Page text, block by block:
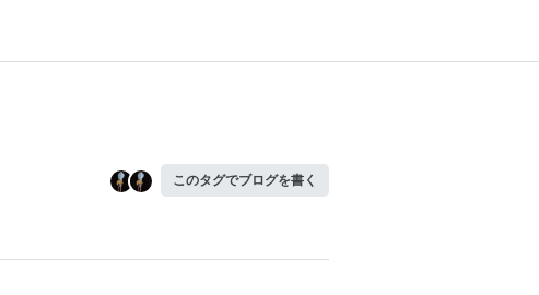
このタグでブログを書く